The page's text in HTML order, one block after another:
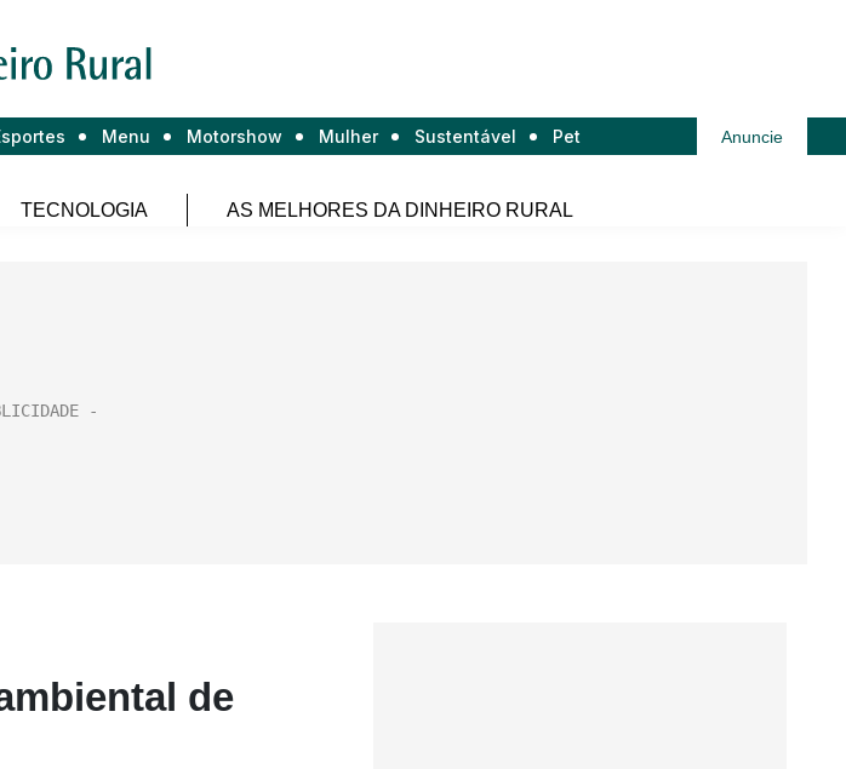
Menu Motorshow Mulher Sustentável Pet Anuncie
TECNOLOGIA AS MELHORES DA DINHEIRO RURAL
de